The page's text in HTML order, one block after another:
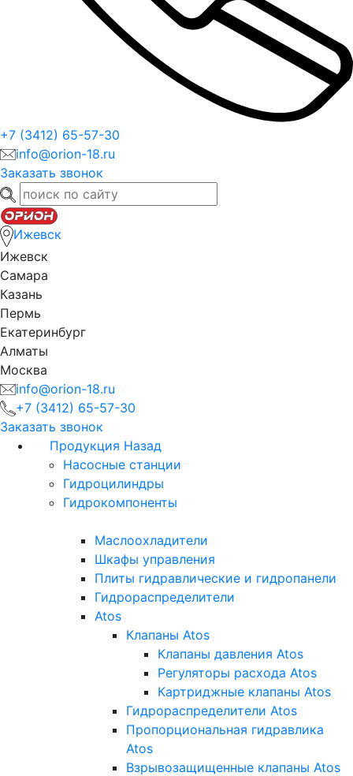
+7 (3412) 65-57-30
info@orion-18.ru
Заказать звонок
Ижевск
Ижевск
Самара
Казань
Пермь
Екатеринбург
Алматы
Москва
info@orion-18.ru
+7 (3412) 65-57-30
Заказать звонок
Продукция Назад
Насосные станции
Гидроцилиндры
Гидрокомпоненты
Маслоохладители
Шкафы управления
Плиты гидравлические и гидропанели
Гидрораспределители
Atos
Клапаны Atos
Клапаны давления Atos
Регуляторы расхода Atos
Картриджные клапаны Atos
Гидрораспределители Atos
Пропорциональная гидравлика
Atos
Взрывозащищенные клапаны Atos